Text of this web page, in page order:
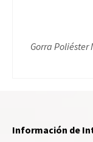
Gorra Poliéster
Información de